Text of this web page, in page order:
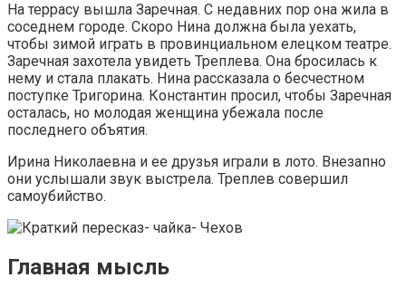
На террасу вышла Заречная. С недавних пор она жила в
соседнем городе. Скоро Нина должна была уехать,
чтобы зимой играть в провинциальном елецком театре.
Заречная захотела увидеть Треплева. Она бросилась к
нему и стала плакать. Нина рассказала о бесчестном
поступке Тригорина. Константин просил, чтобы Заречная
осталась, но молодая женщина убежала после
последнего объятия.
Ирина Николаевна и ее друзья играли в лото. Внезапно
они услышали звук выстрела. Треплев совершил
самоубийство.
Главная мысль